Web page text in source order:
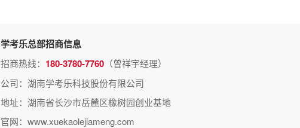
学考乐总部招商信息
招商热线： 180-3780-7760 （曾祥宇经理）
公司：湖南学考乐科技股份有限公司
地址：湖南省长沙市岳麓区橡树园创业基地
官网：www.xuekaolejiameng.com